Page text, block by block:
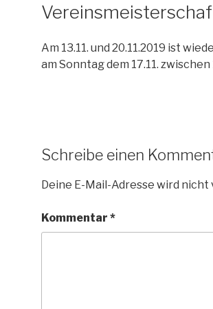
Am 13.11. und 20.11.2019 ist
am Sonntag dem 17.11.
Schreibe einen
Deine E-Mail-Adresse wird
Kommentar *